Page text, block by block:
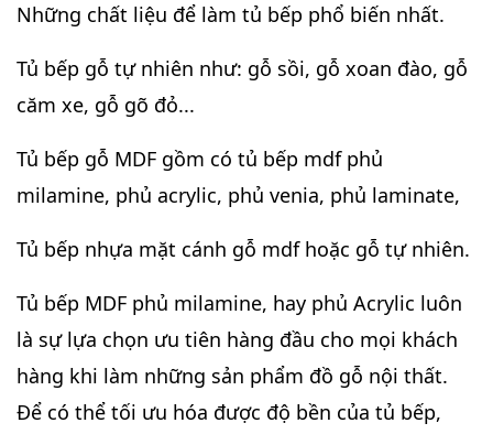
Những chất liệu để làm tủ bếp phổ biến nhất.
Tủ bếp gỗ tự nhiên như: gỗ sồi, gỗ xoan đào, gỗ
căm xe, gỗ gõ đỏ...
Tủ bếp gỗ MDF gồm có tủ bếp mdf phủ
milamine, phủ acrylic, phủ venia, phủ laminate,
Tủ bếp nhựa mặt cánh gỗ mdf hoặc gỗ tự nhiên.
Tủ bếp MDF phủ milamine, hay phủ Acrylic luôn
là sự lựa chọn ưu tiên hàng đầu cho mọi khách
hàng khi làm những sản phẩm đồ gỗ nội thất.
Để có thể tối ưu hóa được độ bền của tủ bếp,